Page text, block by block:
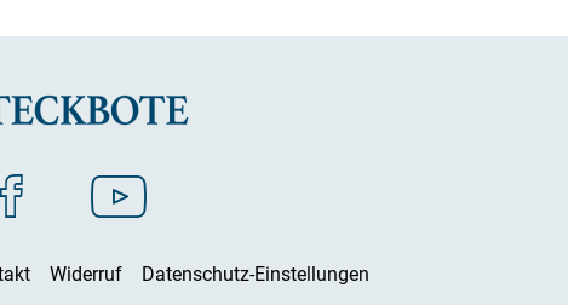
Widerruf Datenschutz-Einstellungen